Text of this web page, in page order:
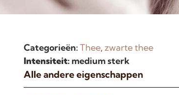
Categorieën:Thee, zwarte thee
Intensiteit: medium sterk
Alle andere eigenschappen